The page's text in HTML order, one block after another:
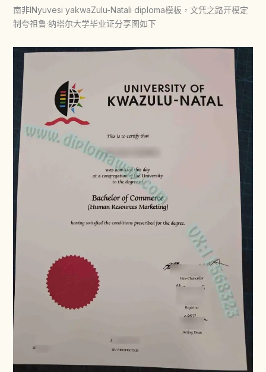
南非INyuvesi yakwaZulu-Natali diploma模板，文凭之路开模定
制夸祖鲁·纳塔尔大学毕业证分享图如下